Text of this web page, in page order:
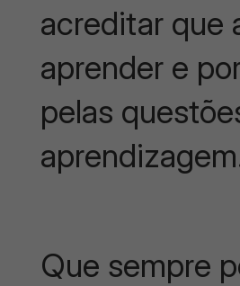
acreditar que
aprender e
pelas
Que sempre